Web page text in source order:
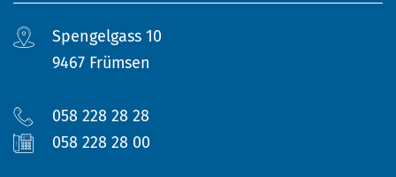
Spengelgass 10
9467 Frümsen
058 228 28 28
058 228 28 00